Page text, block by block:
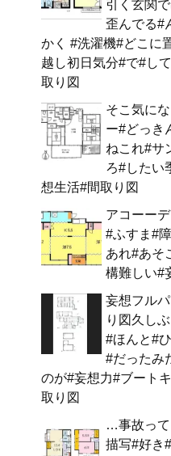
引く玄関
歪んでる#
かく #洗濯機#どこに
越し初日気分#で#し
取り図
そこ気に
ー#どっき
ねこれ#サ
ろ#したい
想生活#間取り図
アコーー
#ふすま#
あれ#あそ
構難しい#
妄想フル
り図久し
#ほんと#
#だったみ
のが#妄想力#ブート
取り図
…事故っ
描写#好き